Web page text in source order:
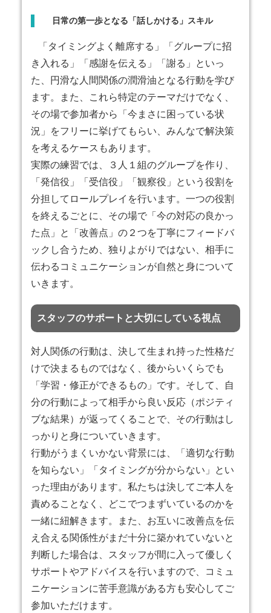
日常の第一歩となる「話しかける」スキル
「タイミングよく離席する」「グループに招
き入れる」「感謝を伝える」「謝る」といっ
た、円滑な人間関係の潤滑油となる行動を学び
ます。また、これら特定のテーマだけでなく、
その場で参加者から「今まさに困っている状
況」をフリーに挙げてもらい、みんなで解決策
を考えるケースもあります。
実際の練習では、３人１組のグループを作り、
「発信役」「受信役」「観察役」という役割を
分担してロールプレイを行います。一つの役割
を終えるごとに、その場で「今の対応の良かっ
た点」と「改善点」の２つを丁寧にフィードバ
ックし合うため、独りよがりではない、相手に
伝わるコミュニケーションが自然と身について
いきます。
スタッフのサポートと大切にしている視点
対人関係の行動は、決して生まれ持った性格だ
けで決まるものではなく、後からいくらでも
「学習・修正ができるもの」です。そして、自
分の行動によって相手から良い反応（ポジティ
ブな結果）が返ってくることで、その行動はし
っかりと身についていきます。
行動がうまくいかない背景には、「適切な行動
を知らない」「タイミングが分からない」とい
った理由があります。私たちは決してご本人を
責めることなく、どこでつまずいているのかを
一緒に紐解きます。また、お互いに改善点を伝
え合える関係性がまだ十分に築かれていないと
判断した場合は、スタッフが間に入って優しく
サポートやアドバイスを行いますので、コミュ
ニケーションに苦手意識がある方も安心してご
参加いただけます。